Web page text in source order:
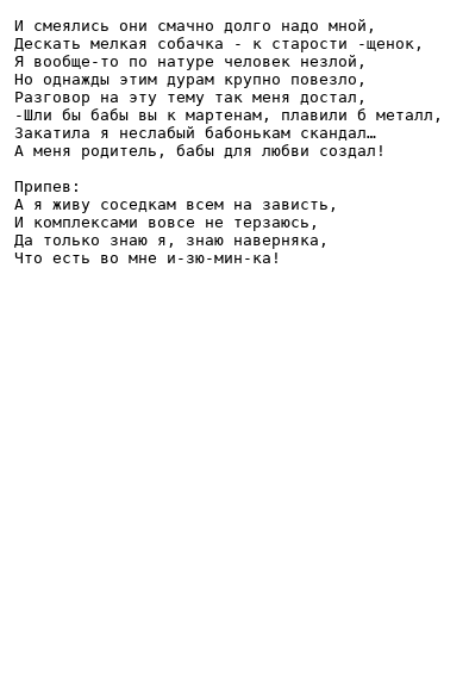
И смеялись они смачно долго надо мной,
Дескать мелкая собачка - к старости -щенок,
Я вообще-то по натуре человек незлой,
Но однажды этим дурам крупно повезло,
Разговор на эту тему так меня достал,
-Шли бы бабы вы к мартенам, плавили б металл,
Закатила я неслабый бабонькам скандал…
А меня родитель, бабы для любви создал!
Припев:
А я живу соседкам всем на зависть,
И комплексами вовсе не терзаюсь,
Да только знаю я, знаю наверняка,